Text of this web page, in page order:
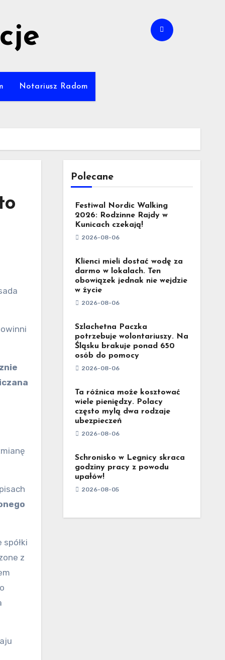
Notariusz Radom
z
Polecane
Festiwal Nordic Walking
2026: Rodzinne Rajdy w
Kunicach czekają!
2026-08-06
Klienci mieli dostać wodę za
darmo w lokalach. Ten
obowiązek jednak nie wejdzie
w życie
2026-08-06
Szlachetna Paczka
potrzebuje wolontariuszy. Na
Śląsku brakuje ponad 650
osób do pomocy
2026-08-06
Ta różnica może kosztować
wiele pieniędzy. Polacy
często mylą dwa rodzaje
ubezpieczeń
2026-08-06
Schronisko w Legnicy skraca
godziny pracy z powodu
upałów!
2026-08-05